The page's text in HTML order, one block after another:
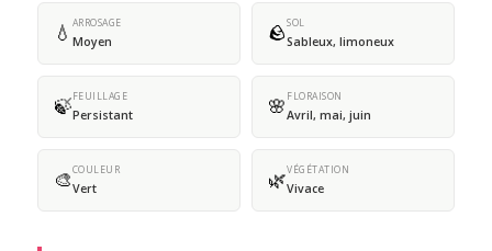
💧 ARROSAGE
Moyen 🪨SOL
Sableux, limoneux
🍃FEUILLAGE
Persistant 🌸 FLORAISON
Avril, mai, juin
🎨COULEUR
Vert 🌿VÉGÉTATION
Vivace